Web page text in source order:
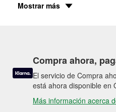
Mostrar más
Compra ahora,
El servicio de Compra
está ahora disponible en
Más información acerca